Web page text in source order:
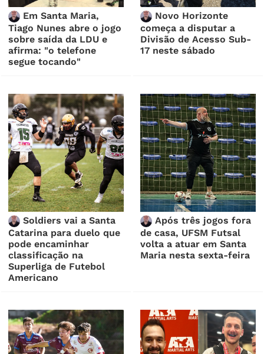
Em Santa Maria,
Tiago Nunes abre o jogo
sobre saída da LDU e
afirma: "o telefone
segue tocando"
Novo Horizonte
começa a disputar a
Divisão de Acesso Sub-
17 neste sábado
Soldiers vai a Santa
Catarina para duelo que
pode encaminhar
classificação na
Superliga de Futebol
Americano
Após três jogos fora
de casa, UFSM Futsal
volta a atuar em Santa
Maria nesta sexta-feira